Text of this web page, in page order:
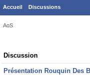
Accueil Discussions
AoS
Discussion
List
Discussion
Présentation Rouquin Des